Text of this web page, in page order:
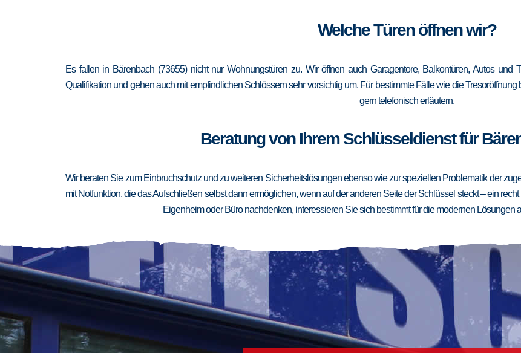
Welche Türen öffnen wir?
Es fallen in Bärenbach (73655) nicht nur Wohnungstüren zu. Wir öffnen auch Garagentore, Balkontüren, Autos und
Qualifikation und gehen auch mit empfindlichen Schlössern sehr vorsichtig um. Für bestimmte Fälle wie die
gern telefonisch erläutern.
Beratung von Ihrem Schlüsseldienst für
Wir beraten Sie zum Einbruchschutz und zu weiteren Sicherheitslösungen ebenso wie zur speziellen Problematik der
mit Notfunktion, die das Aufschließen selbst dann ermöglichen, wenn auf der anderen Seite der Schlüssel steckt – ein
Eigenheim oder Büro nachdenken, interessieren Sie sich bestimmt für die modernen Lösungen